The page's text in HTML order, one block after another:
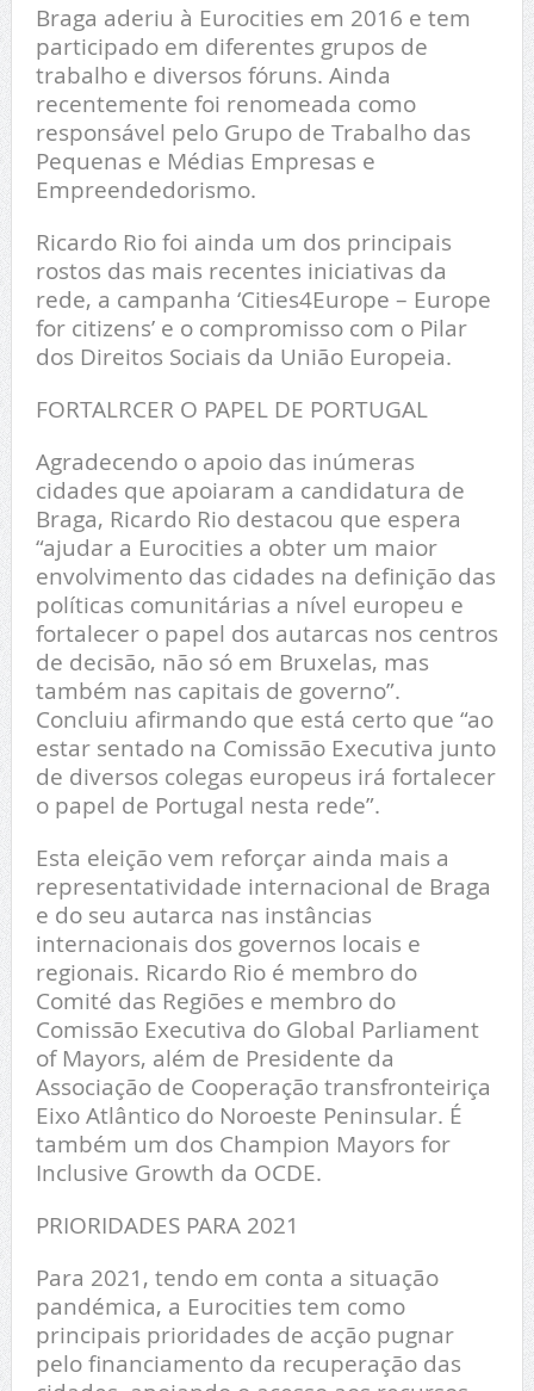
Braga aderiu à Eurocities em 2016 e tem
participado em diferentes grupos de
trabalho e diversos fóruns. Ainda
recentemente foi renomeada como
responsável pelo Grupo de Trabalho das
Pequenas e Médias Empresas e
Empreendedorismo.
Ricardo Rio foi ainda um dos principais
rostos das mais recentes iniciativas da
rede, a campanha ‘Cities4Europe – Europe
for citizens’ e o compromisso com o Pilar
dos Direitos Sociais da União Europeia.
FORTALRCER O PAPEL DE PORTUGAL
Agradecendo o apoio das inúmeras
cidades que apoiaram a candidatura de
Braga, Ricardo Rio destacou que espera
“ajudar a Eurocities a obter um maior
envolvimento das cidades na definição das
políticas comunitárias a nível europeu e
fortalecer o papel dos autarcas nos centros
de decisão, não só em Bruxelas, mas
também nas capitais de governo”.
Concluiu afirmando que está certo que “ao
estar sentado na Comissão Executiva junto
de diversos colegas europeus irá fortalecer
o papel de Portugal nesta rede”.
Esta eleição vem reforçar ainda mais a
representatividade internacional de Braga
e do seu autarca nas instâncias
internacionais dos governos locais e
regionais. Ricardo Rio é membro do
Comité das Regiões e membro do
Comissão Executiva do Global Parliament
of Mayors, além de Presidente da
Associação de Cooperação transfronteiriça
Eixo Atlântico do Noroeste Peninsular. É
também um dos Champion Mayors for
Inclusive Growth da OCDE.
PRIORIDADES PARA 2021
Para 2021, tendo em conta a situação
pandémica, a Eurocities tem como
principais prioridades de acção pugnar
pelo financiamento da recuperação das